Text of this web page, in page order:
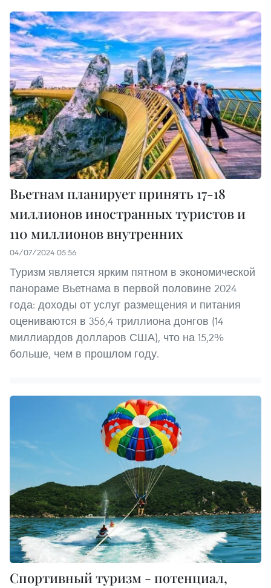
Вьетнам планирует принять 17-18
миллионов иностранных туристов и
110 миллионов внутренних
04/07/2024 05:56
Туризм является ярким пятном в экономической
панораме Вьетнама в первой половине 2024
года: доходы от услуг размещения и питания
оцениваются в 356,4 триллиона донгов (14
миллиардов долларов США), что на 15,2%
больше, чем в прошлом году.
Спортивный туризм - потенциал,